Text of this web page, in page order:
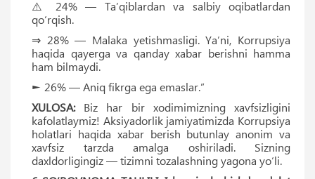
⚠️ 24% — Taʼqiblardan va salbiy oqibatlardan
qo‘rqish.
⇒ 28% — Malaka yetishmasligi. Yaʼni, Korrupsiya
haqida qayerga va qanday xabar berishni hamma
ham bilmaydi.
► 26% — Aniq fikrga ega emaslar.”
XULOSA:Biz har bir xodimimizning xavfsizligini
kafolatlaymiz! Aksiyadorlik jamiyatimizda Korrupsiya
holatlari haqida xabar berish butunlay anonim va
xavfsiz tarzda amalga oshiriladi. Sizning
daxldorligingiz — tizimni tozalashning yagona yo‘li.